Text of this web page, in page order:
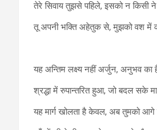
तेरे सिवाय तुझसे पहिले, इसको न किसी
तू अपनी भक्ति अहेतुक से, मुझको वश में
यह अन्तिम लक्ष्य नहीं अर्जुन, अनुभव का
श्रद्धा में रुपान्तरित हुआ, जो बदल सके
यह मार्ग खोलता है केवल, अब तुमको आगे